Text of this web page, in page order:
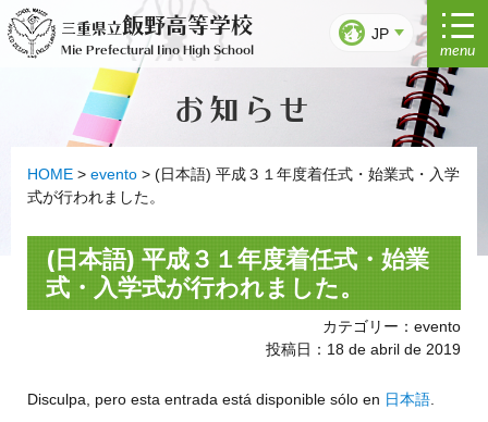
al
contenido
三重県立飯野高等学校
Mie Prefectural Iino High School
JP
menu
お知らせ
HOME > evento > (日本語) 平成３１年度着任式・始業式・入学
式が行われました。
(日本語) 平成３１年度着任式・始業
式・入学式が行われました。
カテゴリー：evento
投稿日：18 de abril de 2019
Disculpa, pero esta entrada está disponible sólo en 日本語